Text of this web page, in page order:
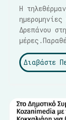
Η
Δρεπάνου
Διαβάστε